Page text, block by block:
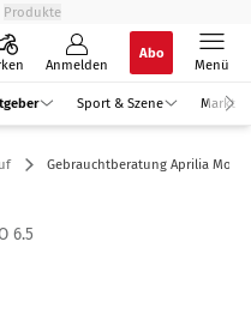
Produkte
Anmelden
Abo
Menü
Sport & Szene Markt
Gebrauchtberatung Aprilia Moto
6.5